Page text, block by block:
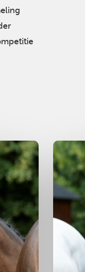
Hengst